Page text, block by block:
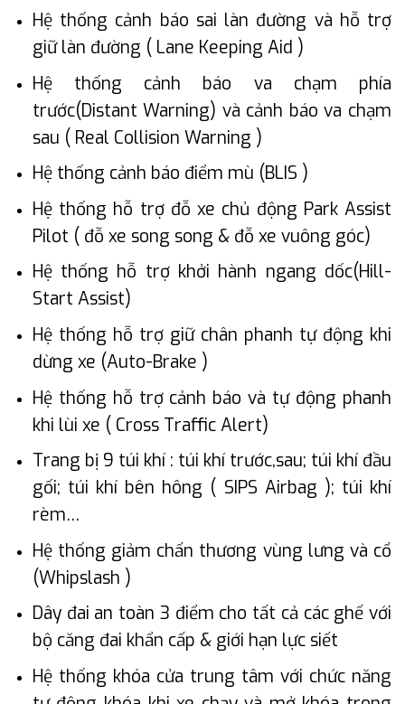
Hệ thống cảnh báo sai làn đường và hỗ trợ
giữ làn đường ( Lane Keeping Aid )
Hệ thống cảnh báo va chạm phía
trước(Distant Warning) và cảnh báo va chạm
sau ( Real Collision Warning )
Hệ thống cảnh báo điểm mù (BLIS )
Hệ thống hỗ trợ đỗ xe chủ động Park Assist
Pilot ( đỗ xe song song & đỗ xe vuông góc)
Hệ thống hỗ trợ khởi hành ngang dốc(Hill-
Start Assist)
Hệ thống hỗ trợ giữ chân phanh tự động khi
dừng xe (Auto-Brake )
Hệ thống hỗ trợ cảnh báo và tự động phanh
khi lùi xe ( Cross Traffic Alert)
Trang bị 9 túi khí : túi khí trước,sau; túi khí đầu
gối; túi khí bên hông ( SIPS Airbag ); túi khí
rèm…
Hệ thống giảm chấn thương vùng lưng và cổ
(Whipslash )
Dây đai an toàn 3 điểm cho tất cả các ghế với
bộ căng đai khẩn cấp & giới hạn lực siết
Hệ thống khóa cửa trung tâm với chức năng